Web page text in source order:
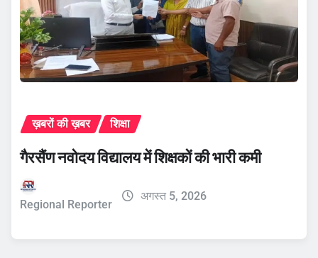
ख़बरों की ख़बर शिक्षा
गैरसैंण नवोदय विद्यालय में शिक्षकों की भारी कमी
Regional Reporter
अगस्त 5, 2026